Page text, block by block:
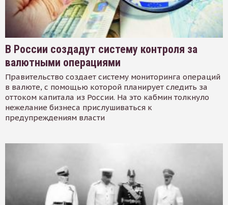
В России создадут систему контроля за
валютными операциями
Правительство создает систему мониторинга операций
в валюте, с помощью которой планирует следить за
оттоком капитала из России. На это кабмин толкнуло
нежелание бизнеса прислушиваться к
предупреждениям власти